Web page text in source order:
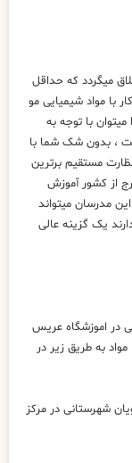
میگردد که حداقل
کار با مواد شیمیایی مو
با توجه به
، بدون شک شما با
مستقیم برترین
از کشور آموزش
مدرسان میتواند
یک گزینه عالی
در اموزشگاه عریس
مواد به طریق زیر در
شهرستانی در مرکز